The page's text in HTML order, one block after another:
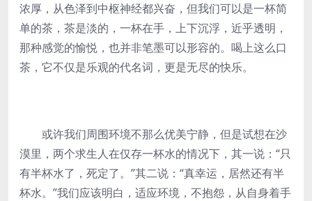
浓厚，从色泽到中枢神经都兴奋，但我们可以是一杯简
单的茶，茶是淡的，一杯在手，上下沉浮，近乎透明，
那种感觉的愉悦，也并非笔墨可以形容的。喝上这么口
茶，它不仅是乐观的代名词，更是无尽的快乐。
或许我们周围环境不那么优美宁静，但是试想在沙
漠里，两个求生人在仅存一杯水的情况下，其一说：“只
有半杯水了，死定了。”其二说：“真幸运，居然还有半
杯水。”我们应该明白，适应环境，不抱怨，从自身着手